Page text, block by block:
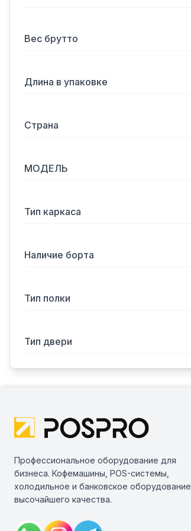
Вес брутто
Длина в упаковке
Страна
МОДЕЛЬ
Тип каркаса
Наличие борта
Тип полки
Тип двери
Профессиональное оборудование для
бизнеса. Кофемашины, POS-системы,
холодильное и банковское оборудование
высочайшего качества.